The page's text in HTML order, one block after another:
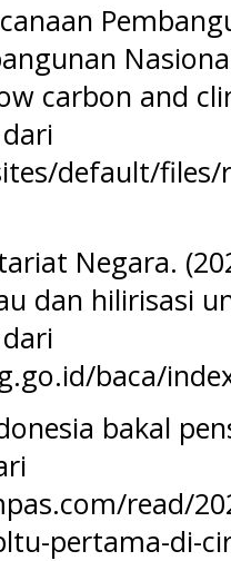
carbon and
default/files/
Negara.
dan hilirisasi
baca/
bakal
read/
pertama-di-